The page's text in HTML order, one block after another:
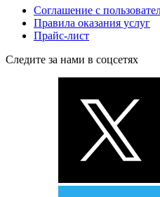
Соглашение с
Правила оказания услуг
Прайс-лист
Следите за нами в соцсетях